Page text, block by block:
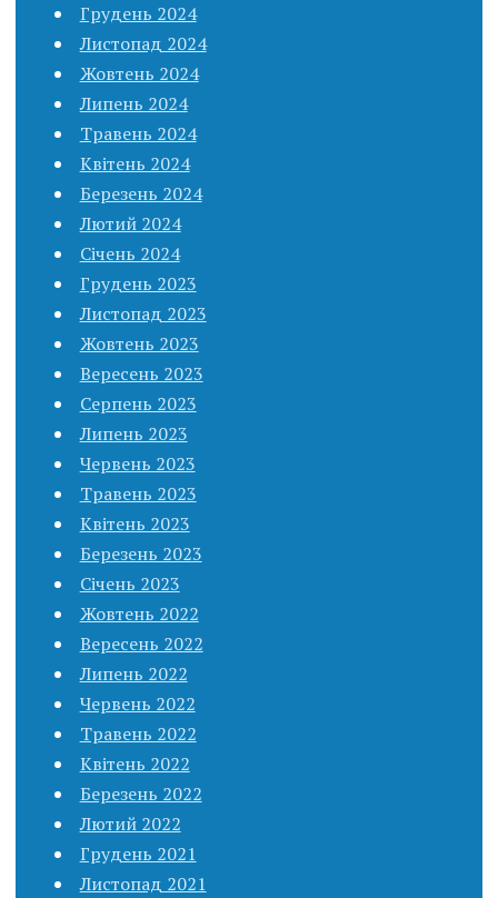
Грудень 2024
Листопад 2024
Жовтень 2024
Липень 2024
Травень 2024
Квітень 2024
Березень 2024
Лютий 2024
Січень 2024
Грудень 2023
Листопад 2023
Жовтень 2023
Вересень 2023
Серпень 2023
Липень 2023
Червень 2023
Травень 2023
Квітень 2023
Березень 2023
Січень 2023
Жовтень 2022
Вересень 2022
Липень 2022
Червень 2022
Травень 2022
Квітень 2022
Березень 2022
Лютий 2022
Грудень 2021
Листопад 2021